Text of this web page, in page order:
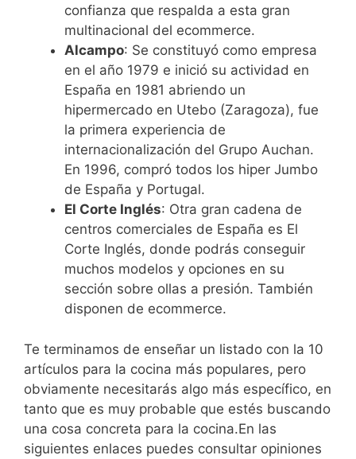
confianza que respalda a esta gran
multinacional del ecommerce.
Alcampo: Se constituyó como empresa
en el año 1979 e inició su actividad en
España en 1981 abriendo un
hipermercado en Utebo (Zaragoza), fue
la primera experiencia de
internacionalización del Grupo Auchan.
En 1996, compró todos los hiper Jumbo
de España y Portugal.
El Corte Inglés: Otra gran cadena de
centros comerciales de España es El
Corte Inglés, donde podrás conseguir
muchos modelos y opciones en su
sección sobre ollas a presión. También
disponen de ecommerce.
Te terminamos de enseñar un listado con la 10
artículos para la cocina más populares, pero
obviamente necesitarás algo más específico, en
tanto que es muy probable que estés buscando
una cosa concreta para la cocina.En las
siguientes enlaces puedes consultar opiniones